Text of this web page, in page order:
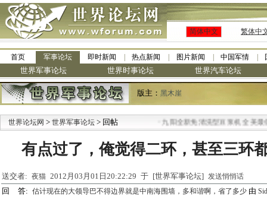
简体中文 繁体中
首页 军事论坛 即时新闻 热点新闻 图片新闻 中国军情
世界军事论坛 世界时事论坛 世界汽车论坛
版主： 黑木崖
世界论坛网 > 世界军事论坛 > 回帖 九阳全新免清洗型豆浆机 全美最低
有点过了，俺觉得二环，甚至三环
送交者: 夜猫 2012月03月01日20:22:29 于 [世界军事论坛] 发送悄悄话
回 答: 估计现在的大领导巴不得边界就是中南海围墙，多和谐啊，省了多少 由